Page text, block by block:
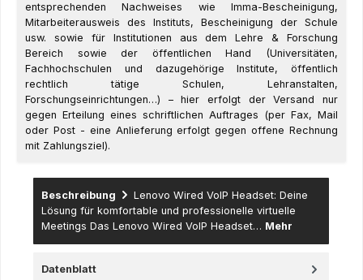
entsprechenden Nachweises wie Imma-Bescheinigung,
Mitarbeiterausweis des Instituts, Bescheinigung der Schule
usw. sowie für Institutionen aus dem Lehre & Forschung
Bereich sowie der öffentlichen Hand (Universitäten,
Fachhochschulen und dazugehörige Institute, öffentlich
rechtlich tätige Schulen, Lehranstalten,
Forschungseinrichtungen…) – hier erfolgt der Versand nur
gegen Erteilung eines schriftlichen Auftrages (per Fax, Mail
oder Post - eine Anlieferung erfolgt gegen offene Rechnung
mit Zahlungsziel).
Beschreibung
Lenovo Wired VoIP Headset: Deine
Lösung für komfortable und professionelle virtuelle
Meetings Das Lenovo Wired VoIP Headset… Mehr
Datenblatt